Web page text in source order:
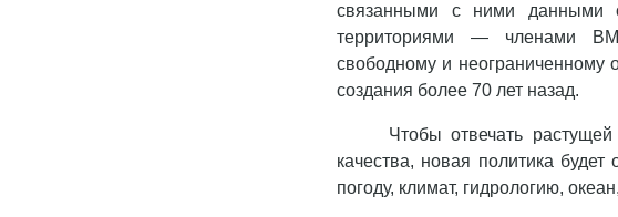
связанными с ними данными
территориями — членами
свободному и
создания более 70 лет назад.
Чтобы отвечать
качества, новая политика
погоду, климат, гидрологию,